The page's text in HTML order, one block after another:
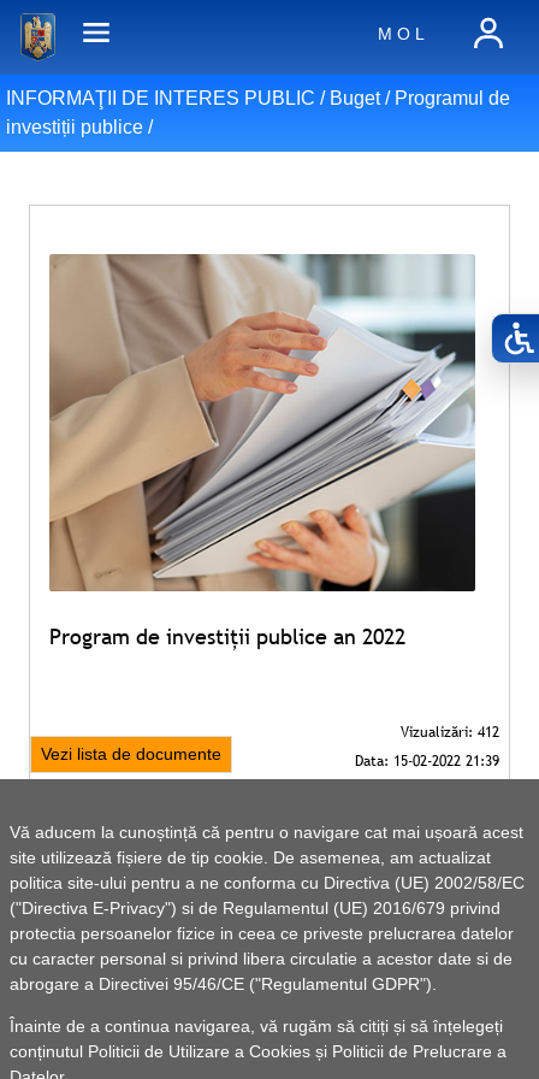
Vă aducem la cunoștință că pentru o navigare cat mai ușoară acest
site utilizează fișiere de tip cookie. De asemenea, am actualizat
politica site-ului pentru a ne conforma cu Directiva (UE) 2002/58/EC
("Directiva E-Privacy") si de Regulamentul (UE) 2016/679 privind
protectia persoanelor fizice in ceea ce priveste prelucrarea datelor
cu caracter personal si privind libera circulatie a acestor date si de
abrogare a Directivei 95/46/CE ("Regulamentul GDPR").
Înainte de a continua navigarea, vă rugăm să citiți și să înțelegeți
conținutul Politicii de Utilizare a Cookies și Politicii de Prelucrare a
M O L
INFORMAŢII DE INTERES PUBLIC / Buget/ Programul de
investiții publice/
Program de investiții publice an 2022
Vezi lista de documente